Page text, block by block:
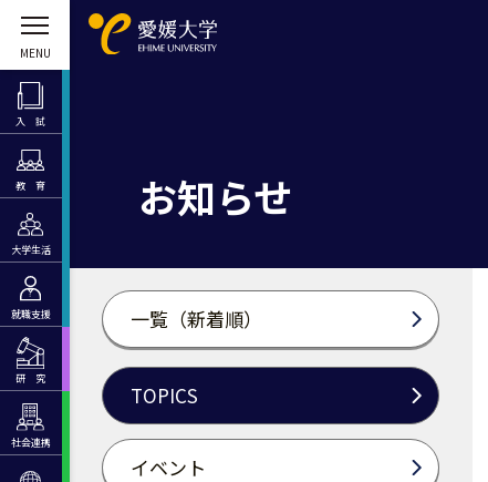
入 試
教 育
大学生活
就職支援
研 究
社会連携
お知らせ
一覧（新着順）
TOPICS
イベント